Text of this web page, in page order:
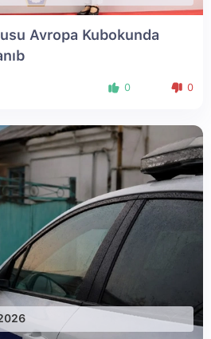
Avropa Kubokunda
0 0